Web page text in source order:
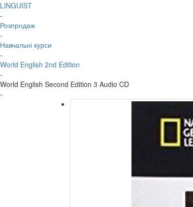
LINGUIST
-
Розпродаж
-
Навчальні курси
-
World English 2nd Edition
-
World English Second Edition 3 Audio CD
-